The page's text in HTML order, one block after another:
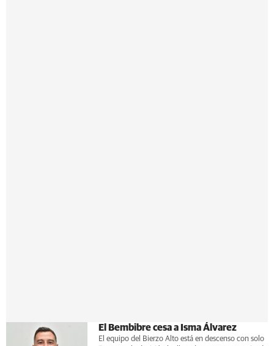
El Bembibre cesa a Isma Álvarez
El equipo del Bierzo Alto está en descenso con solo